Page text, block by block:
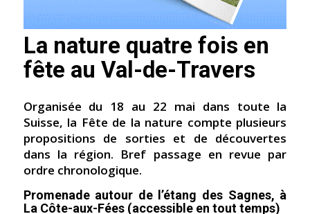
La nature quatre fois en
fête au Val-de-Travers
Organisée du 18 au 22 mai dans toute la
Suisse, la Fête de la nature compte plusieurs
propositions de sorties et de découvertes
dans la région. Bref passage en revue par
ordre chronologique.
Promenade autour de l’étang des Sagnes, à
La Côte-aux-Fées (accessible en tout temps)